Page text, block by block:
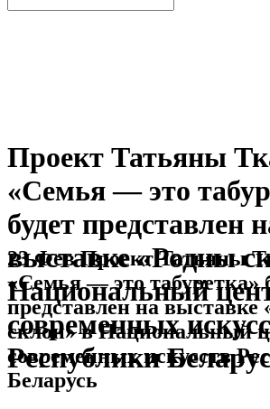
Проект Татьяны
«Семья — это
будет представлен
выставке «Родны
Национальный
современных
Республики
23 ФевПроект Татьяны
«Семья — это табуретка»
представлен на выставке
склон» в Национальный
современных искусств
Беларусь